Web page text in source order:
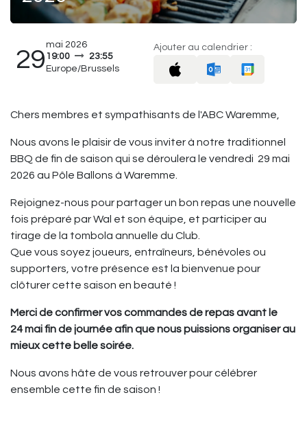
29
mai 2026
19:00
23:55
Europe/Brussels
Ajouter au calendrier :
Chers membres et sympathisants de l'ABC Waremme,
Nous avons le plaisir de vous inviter à notre traditionnel
BBQ de fin de saison qui se déroulera le vendredi 29 mai
2026 au Pôle Ballons à Waremme.
Rejoignez-nous pour partager un bon repas une nouvelle
fois préparé par Wal et son équipe, et participer au
tirage de la tombola annuelle du Club.
Que vous soyez joueurs, entraîneurs, bénévoles ou
supporters, votre présence est la bienvenue pour
clôturer cette saison en beauté !
Merci de confirmer vos commandes de repas avant le
24 mai fin de journée afin que nous puissions organiser au
mieux cette belle soirée.
Nous avons hâte de vous retrouver pour célébrer
ensemble cette fin de saison !